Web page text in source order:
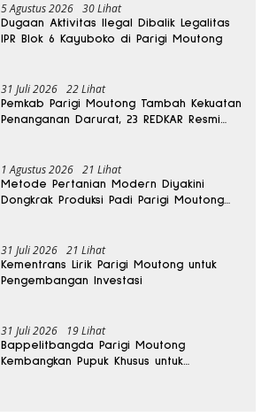
5 Agustus 2026 30 Lihat
Dugaan Aktivitas Ilegal Dibalik Legalitas
IPR Blok 6 Kayuboko di Parigi Moutong
31 Juli 2026 22 Lihat
Pemkab Parigi Moutong Tambah Kekuatan
Penanganan Darurat, 23 REDKAR Resmi
1 Agustus 2026 21 Lihat
Metode Pertanian Modern Diyakini
Dongkrak Produksi Padi Parigi Moutong
31 Juli 2026 21 Lihat
Kementrans Lirik Parigi Moutong untuk
Pengembangan Investasi
31 Juli 2026 19 Lihat
Bappelitbangda Parigi Moutong
Kembangkan Pupuk Khusus untuk